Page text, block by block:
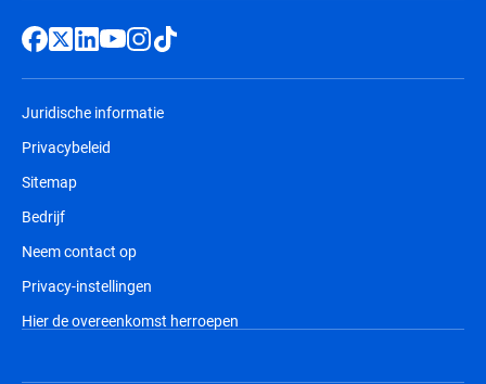
Juridische informatie
Privacybeleid
Sitemap
Bedrijf
Neem contact op
Privacy-instellingen
Hier de overeenkomst herroepen